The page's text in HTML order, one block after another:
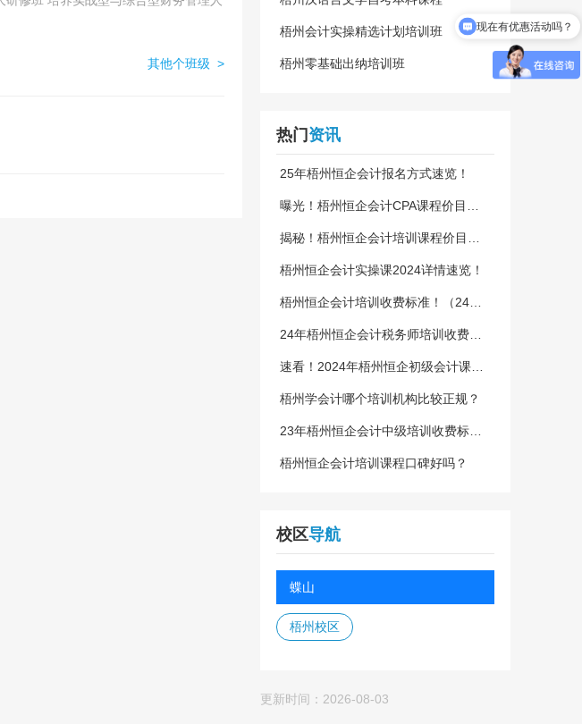
其他个班级 >
梧州会计实操精选计划培训班
梧州零基础出纳培训班
热门 资讯
25年梧州恒企会计报名方式速览！
曝光！梧州恒企会计CPA课程价目
揭秘！梧州恒企会计培训课程价目
梧州恒企会计实操课2024详情速览！
梧州恒企会计培训收费标准！（24新
24年梧州恒企会计税务师培训收费全
速看！2024年梧州恒企初级会计课程
梧州学会计哪个培训机构比较正规？
23年梧州恒企会计中级培训收费标
梧州恒企会计培训课程口碑好吗？
校区导航
蝶山
梧州校区
更新时间：2026-08-03
现在有优惠活动吗？